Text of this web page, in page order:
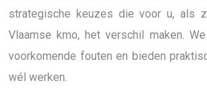
strategische keuzes die voor u, als
Vlaamse kmo, het verschil maken.
voorkomende fouten en bieden
wél werken.